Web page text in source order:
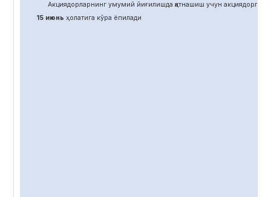
Акциядорларнинг умумий йиғилишда қатнашиш учун акциядорлар
15 июнь ҳолатига кўра ёпилади